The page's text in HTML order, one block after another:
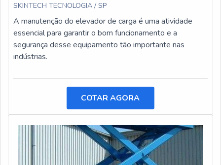
SKINTECH TECNOLOGIA / SP
A manutenção do elevador de carga é uma atividade
essencial para garantir o bom funcionamento e a
segurança desse equipamento tão importante nas
indústrias.
COTAR AGORA